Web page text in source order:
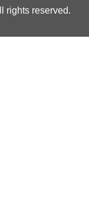
rights reserved.